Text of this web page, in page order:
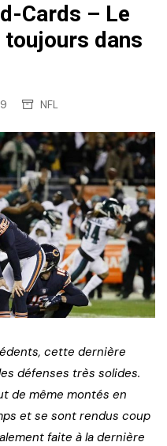
Cards – Le
dans
NFL
cette dernière
défenses très solides.
de même montés en
et se sont rendus coup
faite à la dernière